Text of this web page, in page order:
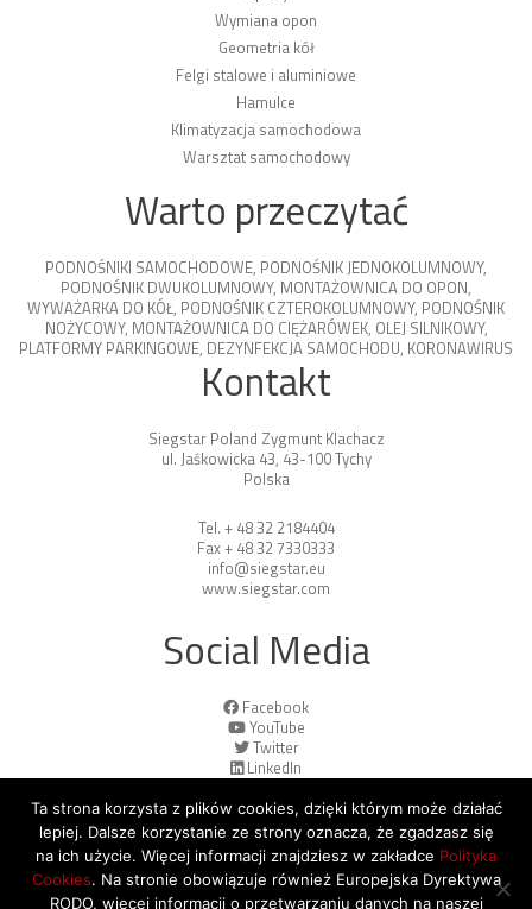
Wymiana opon
Geometria kół
Felgi stalowe i aluminiowe
Hamulce
Klimatyzacja samochodowa
Warsztat samochodowy
Warto przeczytać
PODNOŚNIKI SAMOCHODOWE, PODNOŚNIK JEDNOKOLUMNOWY,
PODNOŚNIK DWUKOLUMNOWY, MONTAŻOWNICA DO OPON,
WYWAŻARKA DO KÓŁ, PODNOŚNIK CZTEROKOLUMNOWY, PODNOŚNIK
NOŻYCOWY, MONTAŻOWNICA DO CIĘŻARÓWEK, OLEJ SILNIKOWY,
PLATFORMY PARKINGOWE, DEZYNFEKCJA SAMOCHODU, KORONAWIRUS
Kontakt
Siegstar Poland Zygmunt Klachacz
ul. Jaśkowicka 43, 43-100 Tychy
Polska
Tel. + 48 32 2184404
Fax + 48 32 7330333
info@siegstar.eu
www.siegstar.com
Social Media
Facebook
YouTube
Twitter
LinkedIn
© 2026 Copyright by SiegStar. All rights
Ta strona korzysta z plików cookies, dzięki którym może działać
lepiej. Dalsze korzystanie ze strony oznacza, że zgadzasz się
na ich użycie. Więcej informacji znajdziesz w zakładce Polityka
Cookies. Na stronie obowiązuje również Europejska Dyrektywa
RODO, więcej informacji o przetwarzaniu danych na naszej